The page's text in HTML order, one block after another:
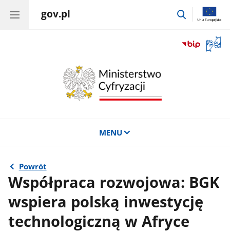
gov.pl
przejdź
okno
MENU
Powrót
Współpraca rozwojowa: BGK
wspiera polską inwestycję
technologiczną w Afryce